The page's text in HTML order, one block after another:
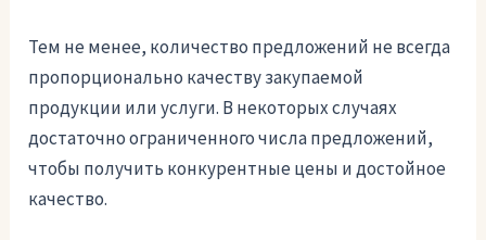
Тем не менее, количество предложений не всегда
пропорционально качеству закупаемой
продукции или услуги. В некоторых случаях
достаточно ограниченного числа предложений,
чтобы получить конкурентные цены и достойное
качество.